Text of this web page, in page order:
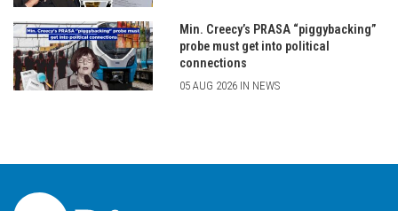
Min. Creecy’s PRASA “piggybacking”
probe must get into political
connections
05 AUG 2026 IN NEWS